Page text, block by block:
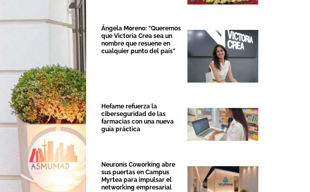
Ángela Moreno: “Queremos
que Victoria Crea sea un
nombre que resuene en
cualquier punto del país”
Hefame refuerza la
ciberseguridad de las
farmacias con una nueva
guía práctica
Neuronis Coworking abre
sus puertas en Campus
Myrtea para impulsar el
networking empresarial